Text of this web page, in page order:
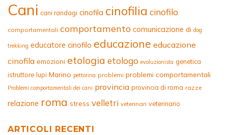
Cani cani randagi cinofila cinofilia cinofilo
comportamentali comportamento comunicazione di dog
trekking educatore cinofilo educazione educazione
cinofila emozioni etologia etologo evoluzionista genetica
istruttore lupi Marino pettorina problemi problemi comportamentali
Problemi comportamentali dei cani provincia provincia di roma razze
relazione roma stress velletri veterinari veterinario
ARTICOLI RECENTI